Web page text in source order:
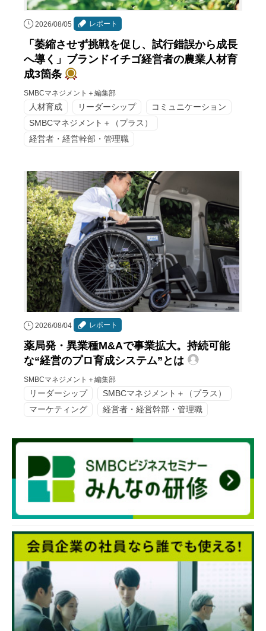
2026/08/05 レポート
「萎縮させず挑戦を促し、試行錯誤から成長
へ導く」ブランドイチゴ経営者の農業人材育
成3箇条
SMBCマネジメント＋編集部
人材育成 リーダーシップ
コミュニケーション
SMBCマネジメント＋（プラス）
経営者・経営幹部・管理職
2026/08/04 レポート
薬局発・異業種M&Aで事業拡大。持続可能
な“経営のプロ育成システム”とは
SMBCマネジメント＋編集部
リーダーシップ
SMBCマネジメント＋（プラス）
マーケティング
経営者・経営幹部・管理職